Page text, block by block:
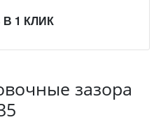
1 КЛИК
зазора